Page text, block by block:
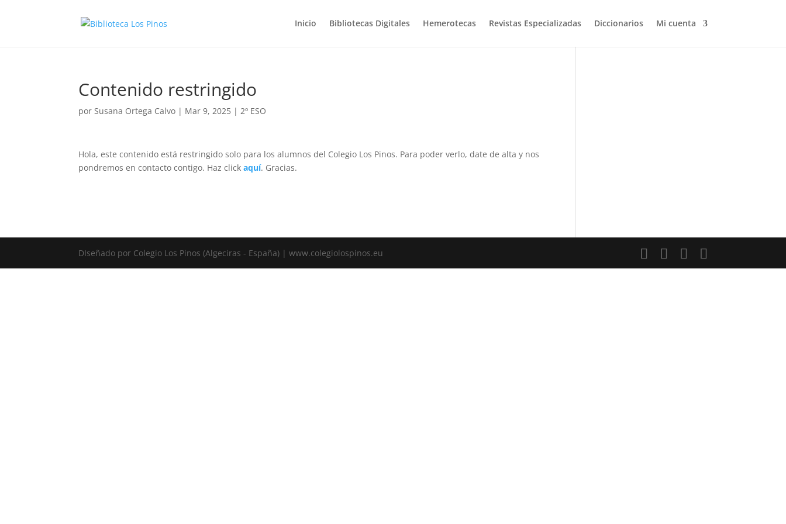
Inicio Bibliotecas Digitales Hemerotecas Revistas Especializadas Diccionarios Mi cuenta
Contenido restringido
porSusana Ortega Calvo | Mar 9, 2025 |2º ESO
Hola, este contenido está restringido solo para los alumnos del Colegio Los Pinos. Para poder verlo, date de alta y nos
pondremos en contacto contigo. Haz clickaquí. Gracias.
DIseñado por Colegio Los Pinos (Algeciras - España) | www.colegiolospinos.eu